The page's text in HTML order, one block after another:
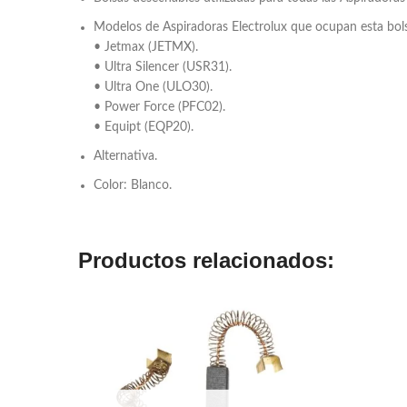
Modelos de Aspiradoras Electrolux que ocupan esta
• Jetmax (JETMX).
• Ultra Silencer (USR31).
• Ultra One (ULO30).
• Power Force (PFC02).
• Equipt (EQP20).
Alternativa.
Color: Blanco.
Productos relacionados: